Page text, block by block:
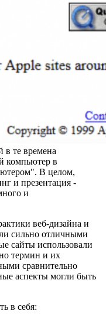
в те времена
компьютер в
В целом,
и презентация -
и
веб‑дизайна и
сильно отличными
сайты использовали
термин и их
сравнительно
аспекты могли быть
в себя: